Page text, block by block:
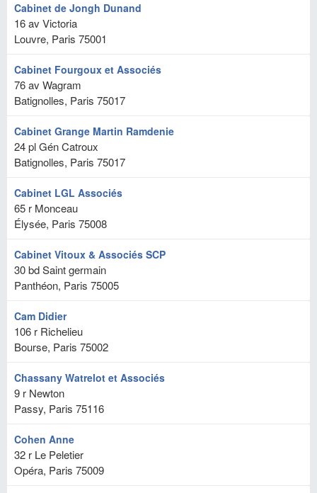
Cabinet de Jongh Dunand
16 av Victoria
Louvre, Paris 75001
Cabinet Fourgoux et Associés
76 av Wagram
Batignolles, Paris 75017
Cabinet Grange Martin Ramdenie
24 pl Gén Catroux
Batignolles, Paris 75017
Cabinet LGL Associés
65 r Monceau
Élysée, Paris 75008
Cabinet Vitoux & Associés SCP
30 bd Saint germain
Panthéon, Paris 75005
Cam Didier
106 r Richelieu
Bourse, Paris 75002
Chassany Watrelot et Associés
9 r Newton
Passy, Paris 75116
Cohen Anne
32 r Le Peletier
Opéra, Paris 75009